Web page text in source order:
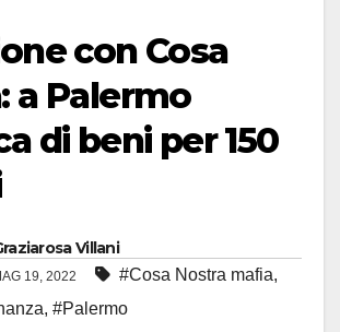
con Cosa
a Palermo
di beni per 150
Villani
19, 2022 #Cosa Nostra mafia,
, #Palermo